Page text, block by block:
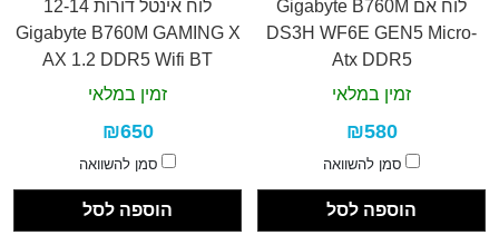
לוח אם Gigabyte B760M
DS3H WF6E GEN5 Micro-
Atx DDR5
זמין במלאי
₪580
סמן להשוואה
הוספה לסל
לוח אינטל דורות 12-14
Gigabyte B760M GAMING X
AX 1.2 DDR5 Wifi BT
זמין במלאי
₪650
סמן להשוואה
הוספה לסל